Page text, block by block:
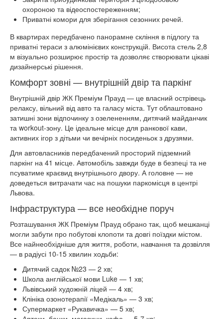
охороною та відеоспостереженням;
Приватні комори для зберігання сезонних речей.
В квартирах передбачено панорамне скління в підлогу та
приватні тераси з алюмінієвих конструкцій. Висота стель 2,8
м візуально розширює простір та дозволяє створювати цікаві
дизайнерські рішення.
Комфорт зовні — внутрішній двір та паркінг
Внутрішній двір ЖК Преміум Прауд — це власний острівець
релаксу, вільний від авто та галасу міста. Тут облаштовано
затишні зони відпочинку з озелененням, дитячий майданчик
та workout-зону. Це ідеальне місце для ранкової кави,
активних ігор з дітьми чи вечірніх посиденьок з друзями.
Для автовласників передбачений просторий підземний
паркінг на 41 місце. Автомобіль завжди буде в безпеці та не
псуватиме краєвид внутрішнього двору. А головне — не
доведеться витрачати час на пошуки паркомісця в центрі
Львова.
Інфраструктура — все необхідне поруч
Розташування ЖК Преміум Прауд обрано так, щоб мешканці
могли забути про побутові клопоти та довгі поїздки містом.
Все найнеобхідніше для життя, роботи, навчання та дозвілля
— в радіусі 10-15 хвилин ходьби:
Дитячий садок №23 — 2 хв;
Школа англійської мови Luke — 1 хв;
Львівський художній ліцей — 4 хв;
Клініка озонотерапії «Медікаль» — 3 хв;
Супермаркет «Рукавичка» — 5 хв;